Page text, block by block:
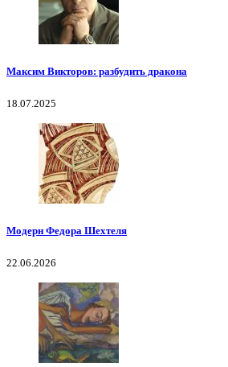
Максим Викторов: разбудить дракона
18.07.2025
Модерн Федора Шехтеля
22.06.2026